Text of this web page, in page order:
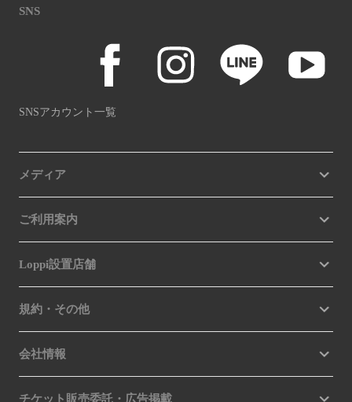
SNS
SNSアカウント一覧
メディア
ご利用案内
Loppi設置店舗
規約・その他
会社情報
チケット販売委託・広告掲載